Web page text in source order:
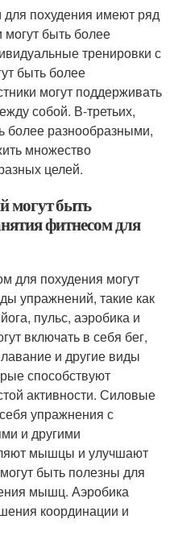
похудения имеют ряд
быть более
тренировки с
быть более
могут поддерживать
собой. В-третьих,
более разнообразными,
множество
целей.
могут быть
фитнесом для
для похудения могут
упражнений, такие как
пульс, аэробика и
включать в себя бег,
и другие виды
способствуют
активности. Силовые
упражнения с
и другими
мышцы и улучшают
быть полезны для
мышц. Аэробика
координации и